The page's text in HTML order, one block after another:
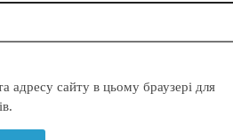
адресу сайту в цьому браузері для